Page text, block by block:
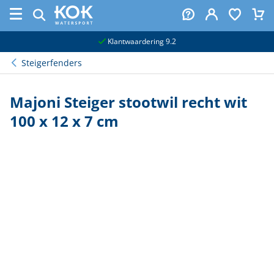
Klantwaardering 9.2
Steigerfenders
Majoni Steiger stootwil recht wit
100 x 12 x 7 cm